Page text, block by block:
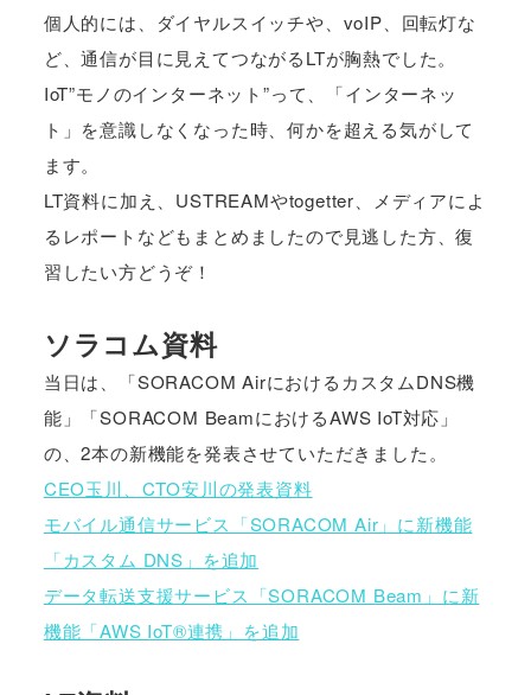
個人的には、ダイヤルスイッチや、voIP、回転灯な
ど、通信が目に見えてつながるLTが胸熱でした。
IoT”モノのインターネット”って、「インターネッ
ト」を意識しなくなった時、何かを超える気がして
ます。
LT資料に加え、USTREAMやtogetter、メディアによ
るレポートなどもまとめましたので見逃した方、復
習したい方どうぞ！
ソラコム資料
当日は、「SORACOM AirにおけるカスタムDNS機
能」「SORACOM BeamにおけるAWS IoT対応」
の、2本の新機能を発表させていただきました。
CEO玉川、CTO安川の発表資料
モバイル通信サービス「SORACOM Air」に新機能
「カスタム DNS」を追加
データ転送支援サービス「SORACOM Beam」に新
機能「AWS IoT®連携」を追加